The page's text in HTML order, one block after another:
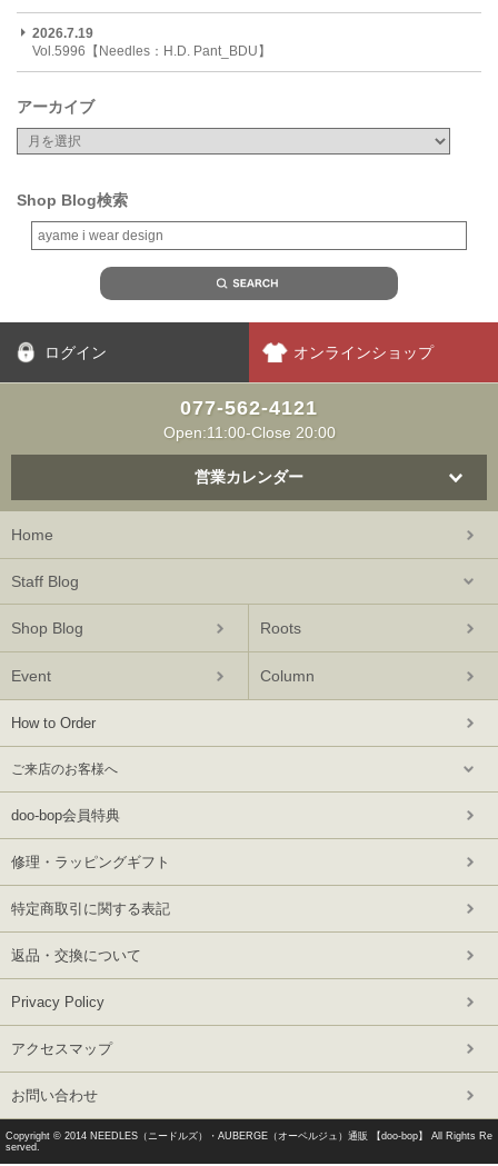
2026.7.19
Vol.5996【Needles：H.D. Pant_BDU】
アーカイブ
Shop Blog検索
ログイン オンラインショップ
077-562-4121
Open:11:00-Close 20:00
営業カレンダー
Home
Staff Blog
Shop Blog Roots
Event Column
How to Order
ご来店のお客様へ
doo-bop会員特典
修理・ラッピングギフト
特定商取引に関する表記
返品・交換について
Privacy Policy
アクセスマップ
お問い合わせ
Copyright © 2014 NEEDLES（ニードルズ）・AUBERGE（オーベルジュ）通販 【doo-bop】
All Rights Re
served.